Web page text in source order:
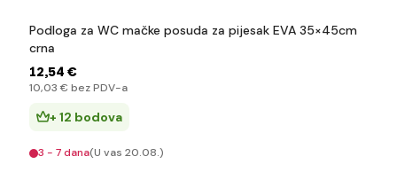
Podloga za WC mačke posuda za pijesak EVA 35×45cm
crna
12,54 €
10,03 € bez PDV-a
+ 12 bodova
3 - 7 dana(U vas 20.08.)